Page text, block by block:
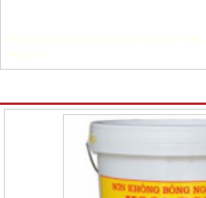
sửa tivi lcd sửa tivi led sửa tivi tại nhà sửa tivi tại Hà Nội
nha
sua tivi